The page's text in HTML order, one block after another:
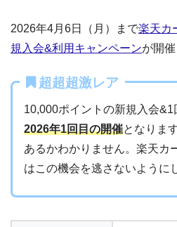
2026年4月6日（月）まで楽天カ
規入会&利用キャンペーンが開催
超超超激レア
10,000ポイントの新規入会
2026年1回目の開催となりま
あるかわかりません。楽天カ
はこの機会を逃さないように